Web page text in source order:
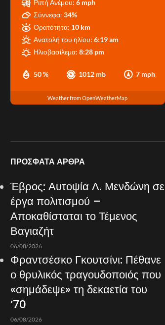
50 % 1012 mb 7 mph
Ριπή Ανέμου: 6 mph
Σύννεφα: 34%
Ορατότητα: 10 km
Ανατολή του ηλίου: 6:19 am
Ηλιοβασίλεμα: 8:28 pm
Weather from OpenWeatherMap
ΠΡΌΣΦΑΤΑ ΆΡΘΡΑ
Έβρος: Αυτοψία Λ. Μενδώνη σε
έργα πολιτισμού –
Αποκαθίσταται το Τέμενος
Βαγιαζήτ
06/08/2026
Φραντσέσκο Γκουτσίνι: Πέθανε
ο θρυλικός τραγουδοποιός που
«σημάδεψε» τη δεκαετία του
’70
06/08/2026